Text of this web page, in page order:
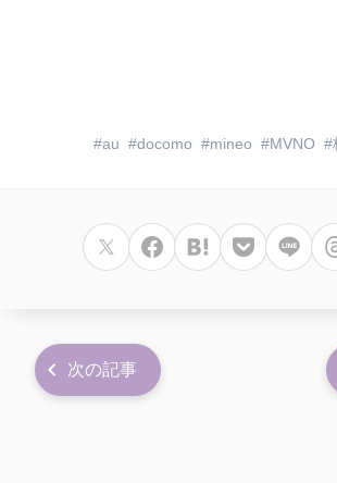
au docomo mineo MVNO
次の記事